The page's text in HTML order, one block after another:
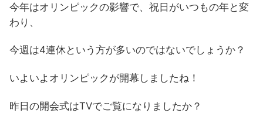
今年はオリンピックの影響で、祝日がいつもの年と変
わり、
今週は4連休という方が多いのではないでしょうか？
いよいよオリンピックが開幕しましたね！
昨日の開会式はTVでご覧になりましたか？